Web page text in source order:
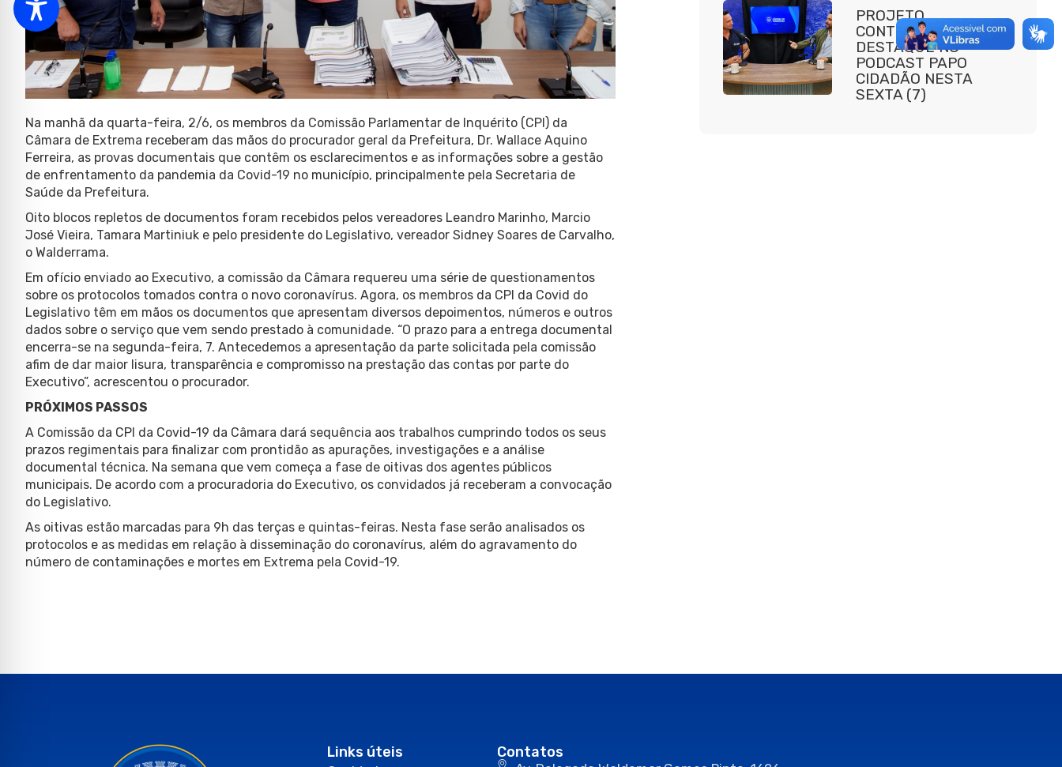
Na manhã da quarta-feira, 2/6, os membros da Comissão Parlamentar de Inquérito (CPI) da
Câmara de Extrema receberam das mãos do procurador geral da Prefeitura, Dr. Wallace Aquino
Ferreira, as provas documentais que contêm os esclarecimentos e as informações sobre a gestão
de enfrentamento da pandemia da Covid-19 no município, principalmente pela Secretaria de
Saúde da Prefeitura.
Oito blocos repletos de documentos foram recebidos pelos vereadores Leandro Marinho, Marcio
José Vieira, Tamara Martiniuk e pelo presidente do Legislativo, vereador Sidney Soares de Carvalho,
o Walderrama.
Em ofício enviado ao Executivo, a comissão da Câmara requereu uma série de questionamentos
sobre os protocolos tomados contra o novo coronavírus. Agora, os membros da CPI da Covid do
Legislativo têm em mãos os documentos que apresentam diversos depoimentos, números e outros
dados sobre o serviço que vem sendo prestado à comunidade. “O prazo para a entrega documental
encerra-se na segunda-feira, 7. Antecedemos a apresentação da parte solicitada pela comissão
afim de dar maior lisura, transparência e compromisso na prestação das contas por parte do
Executivo”, acrescentou o procurador.
PRÓXIMOS PASSOS
A Comissão da CPI da Covid-19 da Câmara dará sequência aos trabalhos cumprindo todos os seus
prazos regimentais para finalizar com prontidão as apurações, investigações e a análise
documental técnica. Na semana que vem começa a fase de oitivas dos agentes públicos
municipais. De acordo com a procuradoria do Executivo, os convidados já receberam a convocação
do Legislativo.
As oitivas estão marcadas para 9h das terças e quintas-feiras. Nesta fase serão analisados os
protocolos e as medidas em relação à disseminação do coronavírus, além do agravamento do
número de contaminações e mortes em Extrema pela Covid-19.
PROJETO
CONTRATURNO É
DESTAQUE NO
PODCAST PAPO
CIDADÃO NESTA
SEXTA (7)
Links úteis Contatos